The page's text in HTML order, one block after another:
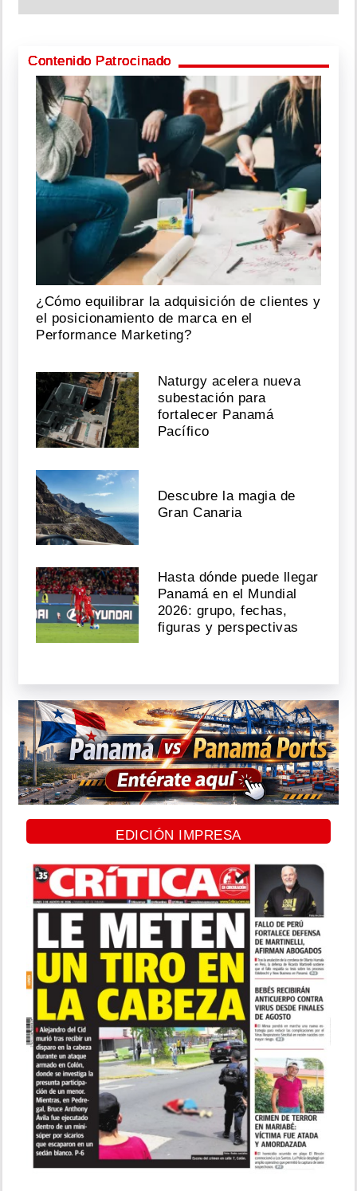
Contenido Patrocinado
¿Cómo equilibrar la adquisición de clientes y
el posicionamiento de marca en el
Performance Marketing?
Naturgy acelera nueva
subestación para
fortalecer Panamá
Pacífico
Descubre la magia de
Gran Canaria
Hasta dónde puede llegar
Panamá en el Mundial
2026: grupo, fechas,
figuras y perspectivas
EDICIÓN IMPRESA